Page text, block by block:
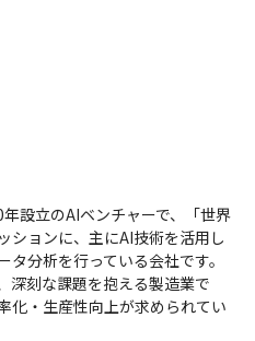
設立のAIベンチャーで、「世界
ションに、主にAI技術を活用し
分析を行っている会社です。
深刻な課題を抱える製造業で
化・生産性向上が求められてい